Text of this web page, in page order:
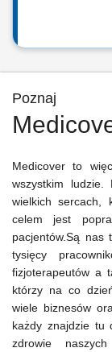
Poznaj
Medicover to
wszystkim ludzie.
wielkich sercach,
celem jest
pacjentów.Są nas
tysięcy
fizjoterapeutów a
którzy na co
wiele biznesów
każdy znajdzie tu
zdrowie